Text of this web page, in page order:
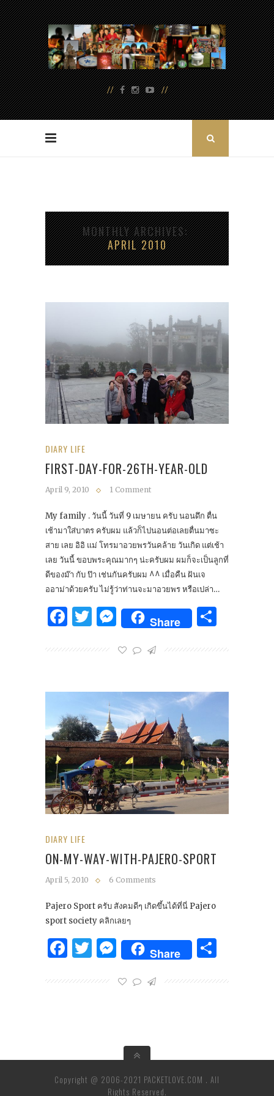
MONTHLY ARCHIVES
APRIL 2010
DIARY LIFE
FIRST-DAY-FOR-26TH-YEAR-OLD
April 9, 2010 1 Comment
My family . วันนี้ วันที่ 9 เมษายน ครับ นอนดึก ตื่น
เช้ามาใส่บาตร ครับผม แล้วก็ไปนอนต่อเลยตื่นมาซะ
สาย เลย อิอิ แม่ โทรมาอวยพรวันคล้าย วันเกิด แต่เช้า
เลย วันนี้ ขอบพระคุณมากๆ น่ะครับผม ผมก็จะเป็นลูกที่
ดีของม๊า กับ ป๊า เช่นกันครับผม ^^ เมื่อคืน ฝันเจ
ออาม่าด้วยครับ ไม่รู้ว่าท่านจะมาอวยพร หรือเปล่า…
Facebook
Twitter
Messenger
Share
DIARY LIFE
ON-MY-WAY-WITH-PAJERO-SPORT
April 5, 2010 6 Comments
Pajero Sport ครับ สังคมดีๆ เกิดขึ้นได้ที่นี่ Pajero
sport society คลิกเลยๆ
Facebook
Twitter
Messenger
Share
Copyright @ 2006-2021 PACKETLOVE.COM . All
Rights Reserved.